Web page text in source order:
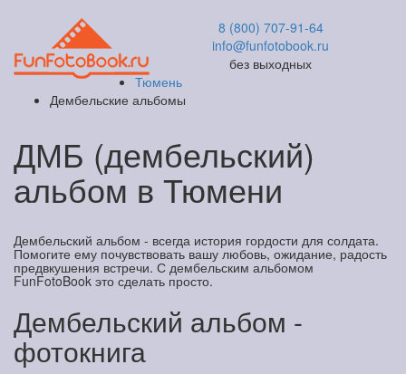
8 (800) 707-91-64
info@funfotobook.ru
без выходных
Тюмень
Дембельские альбомы
ДМБ (дембельский)
альбом в Тюмени
Дембельский альбом - всегда история гордости для солдата.
Помогите ему почувствовать вашу любовь, ожидание, радость
предвкушения встречи. С дембельским альбомом
FunFotoBook это сделать просто.
Дембельский альбом -
фотокнига